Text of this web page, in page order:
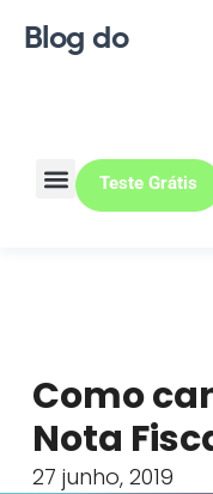
Blog do
Teste Grátis
Como
Nota
27 junho, 2019